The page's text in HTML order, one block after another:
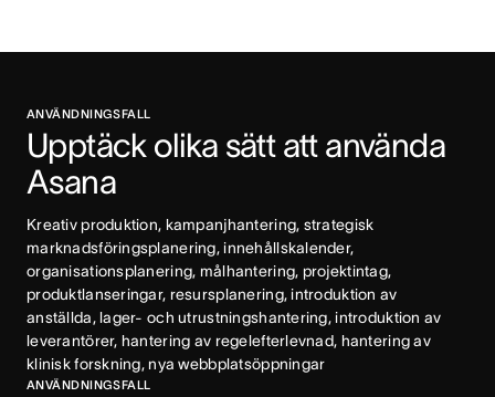
ANVÄNDNINGSFALL
Upptäck olika sätt att använda
Asana
Kreativ produktion, kampanjhantering, strategisk
marknadsföringsplanering, innehållskalender,
organisationsplanering, målhantering, projektintag,
produktlanseringar, resursplanering, introduktion av
anställda, lager- och utrustningshantering, introduktion av
leverantörer, hantering av regelefterlevnad, hantering av
klinisk forskning, nya webbplatsöppningar
ANVÄNDNINGSFALL